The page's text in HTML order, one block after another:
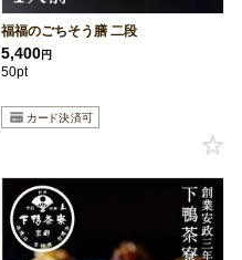
福福のごちそう膳 二段
5,400円
50pt